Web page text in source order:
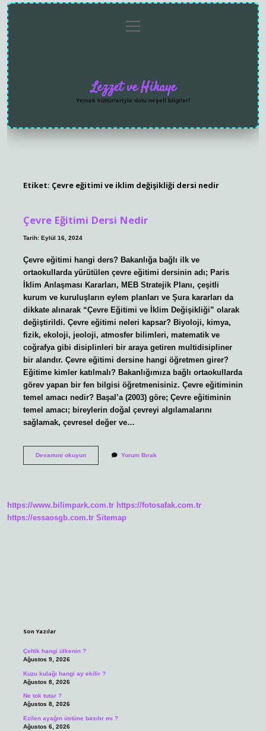
menüyü
aç
Lezzet ve Hikaye
Yemek kültürleriyle dolu neşeli bilgiler!
Etiket: Çevre eğitimi ve iklim değişikliği dersi nedir
Çevre Eğitimi Dersi Nedir
Tarih: Eylül 16, 2024
Çevre eğitimi hangi ders? Bakanlığa bağlı ilk ve
ortaokullarda yürütülen çevre eğitimi dersinin adı; Paris
İklim Anlaşması Kararları, MEB Stratejik Planı, çeşitli
kurum ve kuruluşların eylem planları ve Şura kararları da
dikkate alınarak “Çevre Eğitimi ve İklim Değişikliği” olarak
değiştirildi. Çevre eğitimi neleri kapsar? Biyoloji, kimya,
fizik, ekoloji, jeoloji, atmosfer bilimleri, matematik ve
coğrafya gibi disiplinleri bir araya getiren multidisipliner
bir alandır. Çevre eğitimi dersine hangi öğretmen girer?
Eğitime kimler katılmalı? Bakanlığımıza bağlı ortaokullarda
görev yapan bir fen bilgisi öğretmenisiniz. Çevre eğitiminin
temel amacı nedir? Başal’a (2003) göre; Çevre eğitiminin
temel amacı; bireylerin doğal çevreyi algılamalarını
sağlamak, çevresel değer ve…
Devamını okuyunÇevre
Yorum Bırak
https://www.bilimpark.com.tr https://fotosafak.com.tr
https://essaosgb.com.tr Sitemap
Son Yazılar
Çeltik hangi ülkenin ?
Ağustos 9, 2026
Kuzu kulağı hangi ay ekilir ?
Ağustos 8, 2026
Ne tok tutar ?
Ağustos 8, 2026
Ezilen ayağın üstüne basılır mı ?
Ağustos 6, 2026